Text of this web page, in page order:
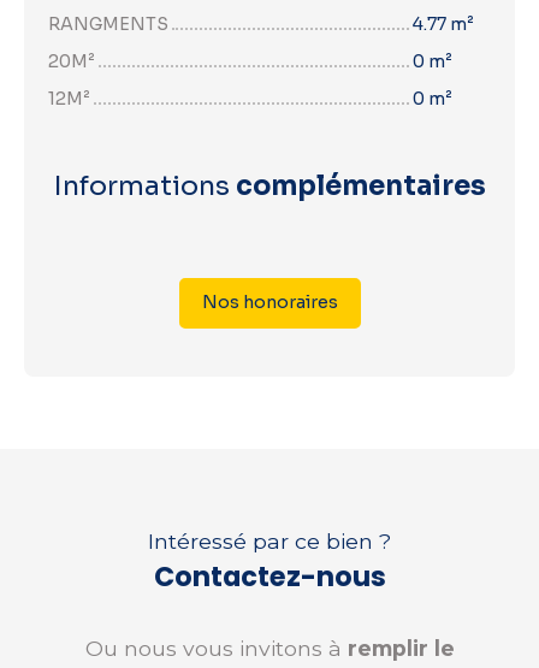
RANGMENTS
4.77 m²
20M²
0 m²
12M²
0 m²
Informations complémentaires
Nos honoraires
Intéressé par ce bien ?
Contactez-nous
Ou nous vous invitons à remplir le